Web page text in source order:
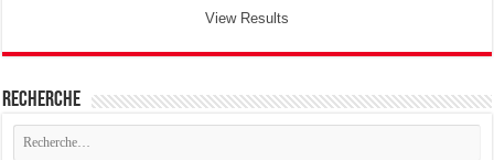
View Results
Recherche